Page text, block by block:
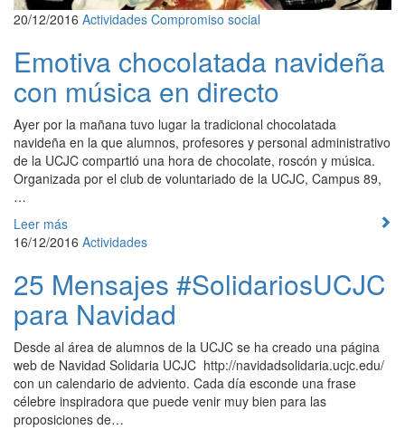
20/12/2016 Actividades Compromiso social
Emotiva chocolatada navideña
con música en directo
Ayer por la mañana tuvo lugar la tradicional chocolatada
navideña en la que alumnos, profesores y personal administrativo
de la UCJC compartió una hora de chocolate, roscón y música.
Organizada por el club de voluntariado de la UCJC, Campus 89,
…
Leer más
16/12/2016 Actividades
25 Mensajes #SolidariosUCJC
para Navidad
Desde al área de alumnos de la UCJC se ha creado una página
web de Navidad Solidaria UCJC http://navidadsolidaria.ucjc.edu/
con un calendario de adviento. Cada día esconde una frase
célebre inspiradora que puede venir muy bien para las
proposiciones de…